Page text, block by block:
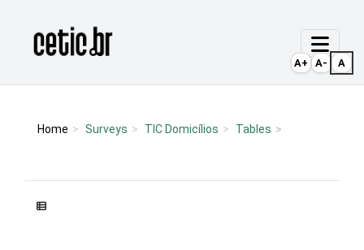
Página inicial
Home Surveys TIC Domicílios Tables
A+ A- A